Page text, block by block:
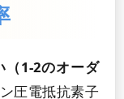
（1-2のオーダ
圧電抵抗素子